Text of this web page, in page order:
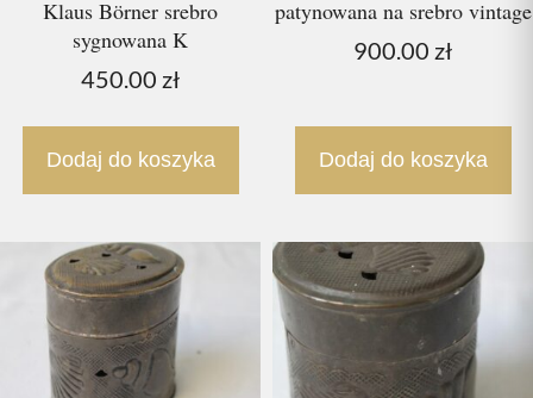
Klaus Börner srebro
sygnowana K
450.00 zł
Dodaj do koszyka
patynowana na srebro vintage
900.00 zł
Dodaj do koszyka